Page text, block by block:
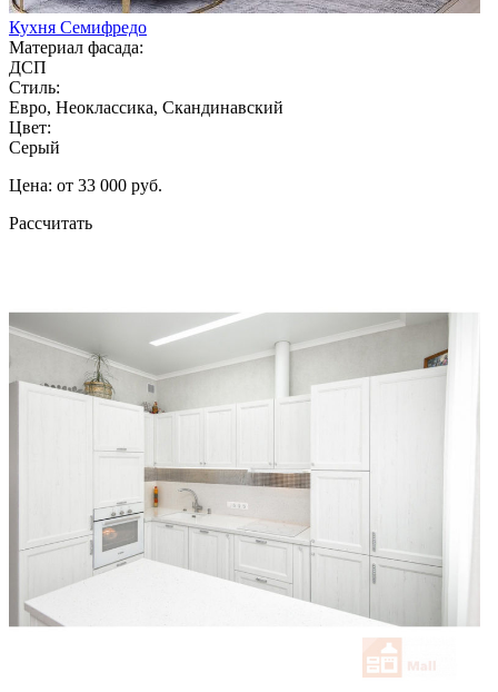
Кухня Семифредо
Материал фасада:
ДСП
Стиль:
Евро, Неоклассика, Скандинавский
Цвет:
Серый
Цена: от 33 000 руб.
Рассчитать